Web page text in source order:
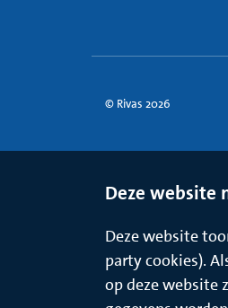
© Rivas 2026
Deze website
Deze website
party cookies).
op deze website